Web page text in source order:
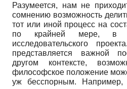
Разумеется, нам не
сомнению возможность
тот или иной процесс на
по крайней мере, в
исследовательского
представляется важной
другом контексте,
философское положение
уж бесспорным.